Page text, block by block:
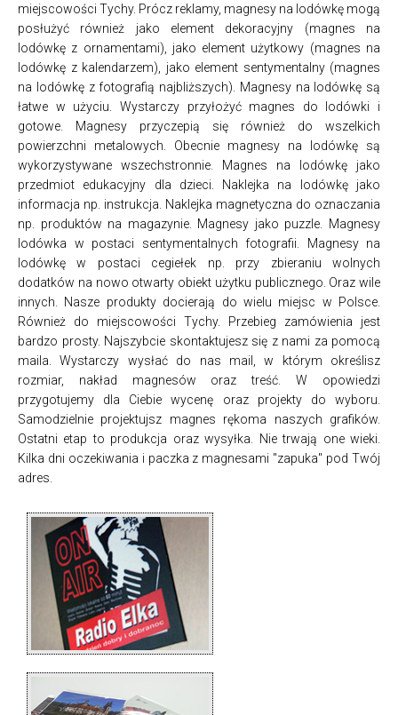
miejscowości Tychy. Prócz reklamy, magnesy na lodówkę mogą
posłużyć również jako element dekoracyjny (magnes na
lodówkę z ornamentami), jako element użytkowy (magnes na
lodówkę z kalendarzem), jako element sentymentalny (magnes
na lodówkę z fotografią najbliższych). Magnesy na lodówkę są
łatwe w użyciu. Wystarczy przyłożyć magnes do lodówki i
gotowe. Magnesy przyczepią się również do wszelkich
powierzchni metalowych. Obecnie magnesy na lodówkę są
wykorzystywane wszechstronnie. Magnes na lodówkę jako
przedmiot edukacyjny dla dzieci. Naklejka na lodówkę jako
informacja np. instrukcja. Naklejka magnetyczna do oznaczania
np. produktów na magazynie. Magnesy jako puzzle. Magnesy
lodówka w postaci sentymentalnych fotografii. Magnesy na
lodówkę w postaci cegiełek np. przy zbieraniu wolnych
dodatków na nowo otwarty obiekt użytku publicznego. Oraz wile
innych. Nasze produkty docierają do wielu miejsc w Polsce.
Również do miejscowości Tychy. Przebieg zamówienia jest
bardzo prosty. Najszybcie skontaktujesz się z nami za pomocą
maila. Wystarczy wysłać do nas mail, w którym określisz
rozmiar, nakład magnesów oraz treść. W opowiedzi
przygotujemy dla Ciebie wycenę oraz projekty do wyboru.
Samodzielnie projektujsz magnes rękoma naszych grafików.
Ostatni etap to produkcja oraz wysyłka. Nie trwają one wieki.
Kilka dni oczekiwania i paczka z magnesami "zapuka" pod Twój
adres.